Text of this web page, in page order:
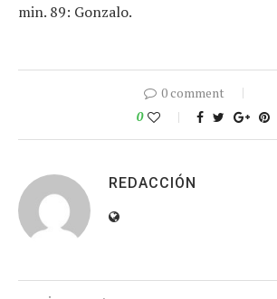
min. 89: Gonzalo.
0 comment
0
REDACCIÓN